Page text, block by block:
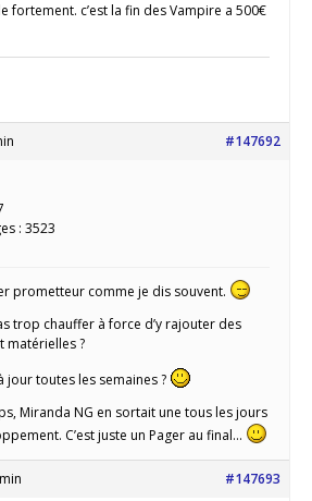
fortement. c’est la fin des Vampire a 500€
#147692
: 3523
prometteur comme je dis souvent.
trop chauffer à force d’y rajouter des
matérielles ?
jour toutes les semaines ?
Miranda NG en sortait une tous les jours
C’est juste un Pager au final…
#147693